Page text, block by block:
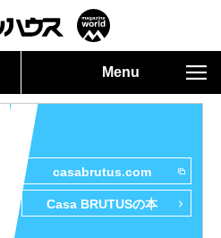
Menu
casabrutus.com
Casa BRUTUSの本